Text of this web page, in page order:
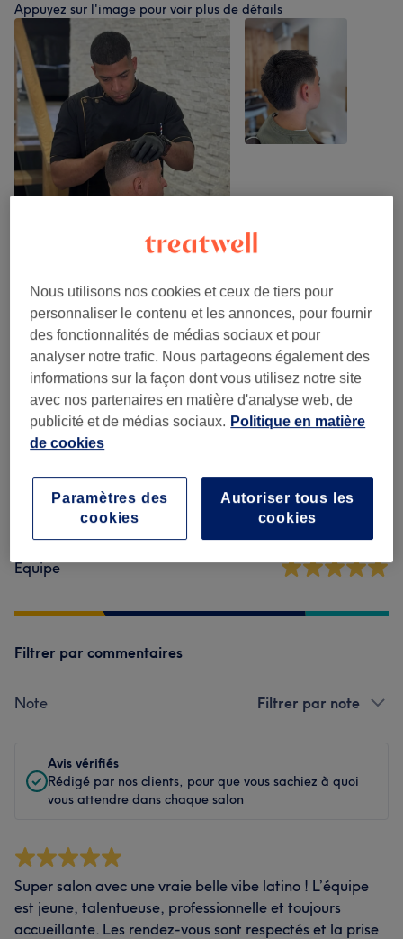
Appuyez sur l'image pour voir plus de détails
Avis sur le salon
4,9
Ambiance
Équipe
Filtrer par commentaires
Note Filtrer par note
Avis vérifiés
Rédigé par nos clients, pour que vous sachiez à quoi
vous attendre dans chaque salon
Super salon avec une vraie belle vibe latino ! L’équipe
est jeune, talentueuse, professionnelle et toujours
accueillante. Les rendez-vous sont respectés et la prise
Nous utilisons nos cookies et ceux de tiers pour
personnaliser le contenu et les annonces, pour fournir
des fonctionnalités de médias sociaux et pour
analyser notre trafic. Nous partageons également des
informations sur la façon dont vous utilisez notre site
avec nos partenaires en matière d'analyse web, de
publicité et de médias sociaux. Politique en matière
de cookies
Autoriser tous les
cookies
Paramètres des
cookies